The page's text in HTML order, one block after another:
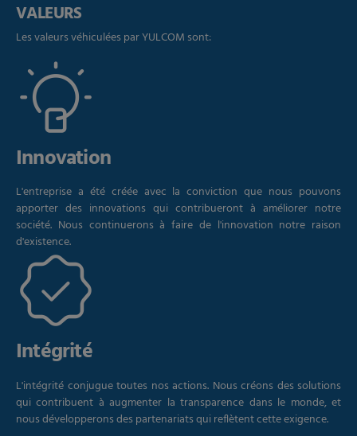
VALEURS
Les valeurs véhiculées par YULCOM sont:
Innovation
L'entreprise a été créée avec la conviction que nous pouvons
apporter des innovations qui contribueront à améliorer notre
société. Nous continuerons à faire de l'innovation notre raison
d'existence.
Intégrité
L'intégrité conjugue toutes nos actions. Nous créons des solutions
qui contribuent à augmenter la transparence dans le monde, et
nous développerons des partenariats qui reflètent cette exigence.